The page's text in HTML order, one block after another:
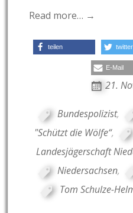
Read more… →
teilen
E-Mail
21.
Bundespolizist,
"Schützt die Wölfe“,
Landesjägerschaft
Niedersachsen,
Tom Schulze-